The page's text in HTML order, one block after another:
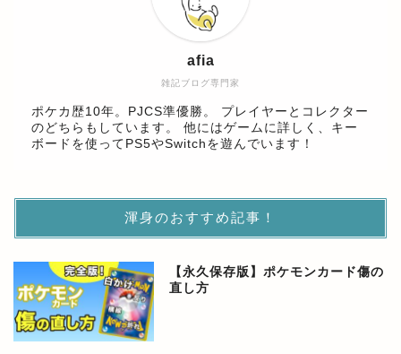
雑記ブログ専門家
afia
ポケカ歴10年。PJCS準優勝。 プレイヤーとコレクター
のどちらもしています。 他にはゲームに詳しく、キー
ボードを使ってPS5やSwitchを遊んでいます！
渾身のおすすめ記事！
【永久保存版】ポケモンカード傷の
直し方